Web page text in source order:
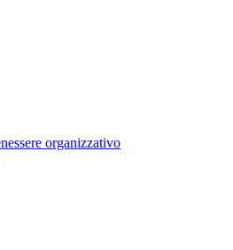
organizzativo